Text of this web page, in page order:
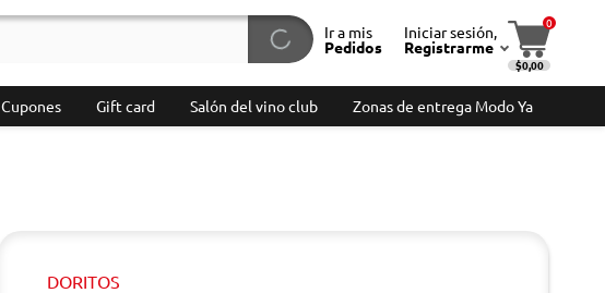
Ir a mis
Pedidos
Iniciar sesión,
Registrarme
0
$0,00
Cupones Gift card Salón del vino club Zonas de entrega Modo Ya
DORITOS